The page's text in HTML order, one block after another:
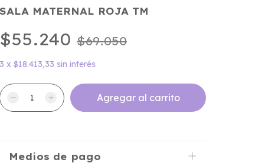
SALA MATERNAL ROJA TM
$55.240 $69.050
3 x $18.413,33 sin interés
Medios de pago